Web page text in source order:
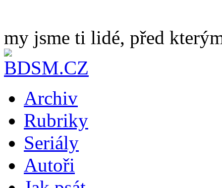
my jsme ti lidé, před
Archiv
Rubriky
Seriály
Autoři